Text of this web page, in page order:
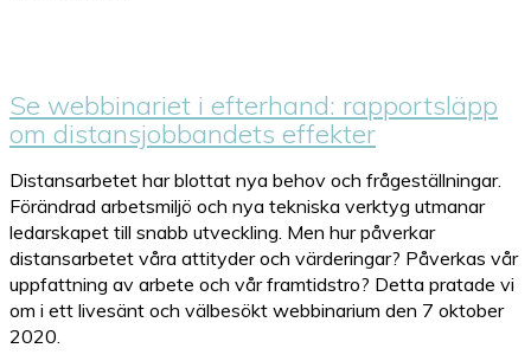
Se webbinariet i efterhand: rapportsläpp
om distansjobbandets effekter
Distansarbetet har blottat nya behov och frågeställningar.
Förändrad arbetsmiljö och nya tekniska verktyg utmanar
ledarskapet till snabb utveckling. Men hur påverkar
distansarbetet våra attityder och värderingar? Påverkas vår
uppfattning av arbete och vår framtidstro? Detta pratade vi
om i ett livesänt och välbesökt webbinarium den 7 oktober
2020.